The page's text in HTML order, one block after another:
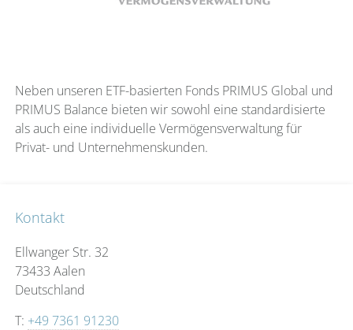
Neben unseren ETF-basierten Fonds PRIMUS Global und
PRIMUS Balance bieten wir sowohl eine standardisierte
als auch eine individuelle Vermögensverwaltung für
Privat- und Unternehmenskunden.
Kontakt
Ellwanger Str. 32
73433 Aalen
Deutschland
T: +49 7361 91230